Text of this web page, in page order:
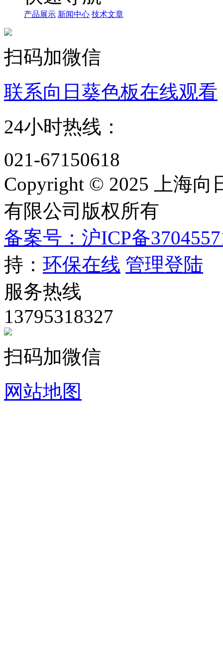
产品展示 新闻中心 技术文章
扫码加微信
联系向日葵色板在线观看
24小时热线：
021-67150618
Copyright © 2025 上海
有限公司版权所有
备案号：沪ICP备
持： 环保在线 管理登陆
服务热线
13795318327
扫码加微信
网站地图